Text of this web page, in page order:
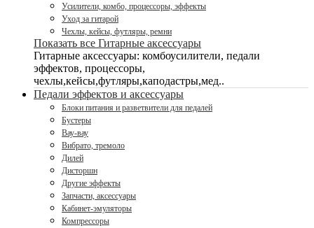
Усилители, комбо, процессоры, эффекты
Уход за гитарой
Чехлы, кейсы, футляры, ремни
Показать все Гитарные аксессуары
Гитарные аксессуары: комбоусилители, педали
эффектов, процессоры,
чехлы,кейсы,футляры,каподастры,мед..
Педали эффектов и аксессуары
Блоки питания и разветвители для педалей
Бустеры
Вау-вау
Вибрато, тремоло
Дилей
Дисторшн
Другие эффекты
Запчасти, аксессуары
Кабинет-эмуляторы
Компрессоры